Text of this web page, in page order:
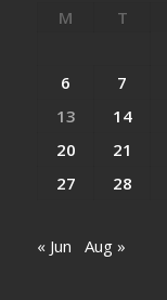
M T
6
7
13
14
20
21
27
28
« Jun Aug »